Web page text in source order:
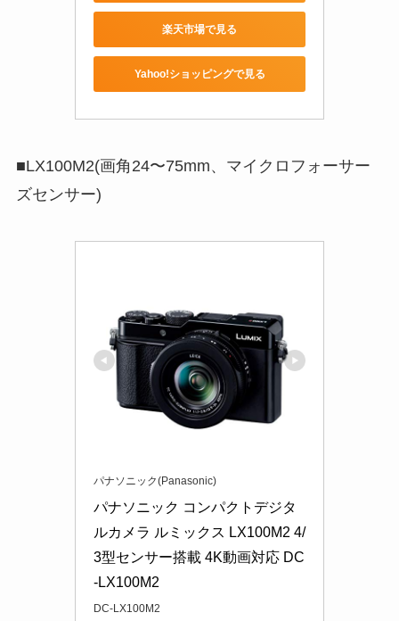
楽天市場で見る
Yahoo!ショッピングで見る
■LX100M2(画角24〜75mm、マイクロフォーサー
ズセンサー)
パナソニック(Panasonic)
パナソニック コンパクトデジタ
ルカメラ ルミックス LX100M2 4/
3型センサー搭載 4K動画対応 DC
-LX100M2
DC-LX100M2